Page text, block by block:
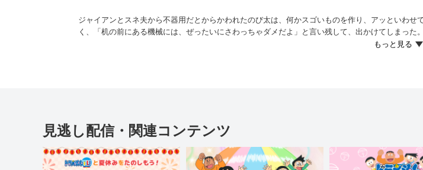
ジャイアンとスネ夫から不器用だとからかわれたのび太は、何かスゴいものを作り、アッといわ
く、「机の前にある機械には、ぜったいにさわっちゃダメだよ」と言い残して、出かけてしまっ
ろ、その機械は『架空動物製造機』といい、架空動物を作ることができるという。のび太は、機
見逃し配信・関連コンテンツ